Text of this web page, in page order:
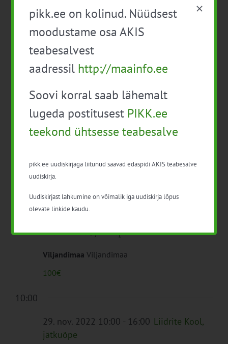
Veebis
Tasuta
14:00
8. nov. 2022 14:00
16:30
müügis- 6 õpetlikku kogemuslugu
eksportturgudelt”.
10:00
17. nov. 2022 10:00-16:00 Liidrite Kool,
Liidrite Kool, jätkuõpe
Viljandimaa Viljandimaa
100€
10:00
29. nov. 2022 10:00 - 16:00 Liidrite Kool,
jätkuõpe
pikk.ee on kolinud. Nüüdsest
moodustame osa AKIS
teabesalvest
aadressil http://maainfo.ee
Soovi korral saab lähemalt
lugeda postitusest PIKK.ee
teekond ühtsesse teabesalve
pikk.ee uudiskirjaga liitunud saavad edaspidi AKIS teabesalve
uudiskirja.
Uudiskirjast lahkumine on võimalik iga uudiskirja lõpus
olevate linkide kaudu.